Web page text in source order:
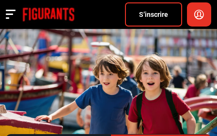
S’inscrire
Actualités
ANNONCER
FAQ
S’inscrire
CONNEXION